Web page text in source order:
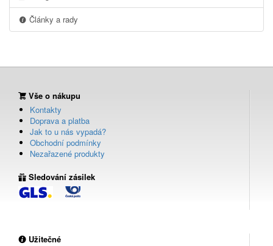
Články a rady
Vše o nákupu
Kontakty
Doprava a platba
Jak to u nás vypadá?
Obchodní podmínky
Nezařazené produkty
Sledování zásilek
Užitečné